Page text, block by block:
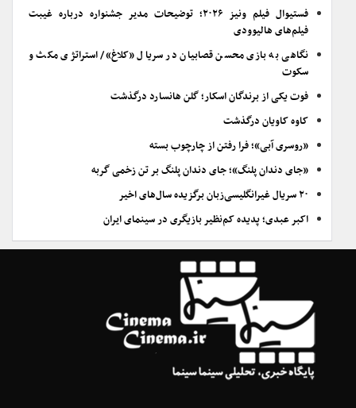
فستیوال فیلم ونیز ۲۰۲۶؛ توضیحات مدیر جشنواره درباره غیبت
فیلم‌های هالیوودی
نگاهی به بازی محسن قصابیان در سریال «کلاغ»/ استراتژی مکث و
سکوت
فوت یکی از برندگان اسکار؛ گلن هانسارد درگذشت
کاوه کاویان درگذشت
«روسری آبی»؛ فرا رفتن از چارچوب بسته
«جای دندان پلنگ»؛ جای دندان پلنگ بر تن زخمی گربه
۲۰ سریال غیرانگلیسی‌زبان برگزیده سال‌های اخیر
اکبر عبدی؛ پدیده کم‌نظیر بازیگری در سینمای ایران